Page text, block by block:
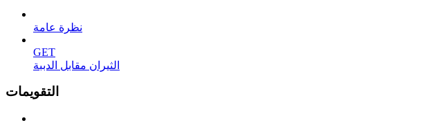
نظرة عامة
GET
الثيران مقابل الدببة
التقويمات